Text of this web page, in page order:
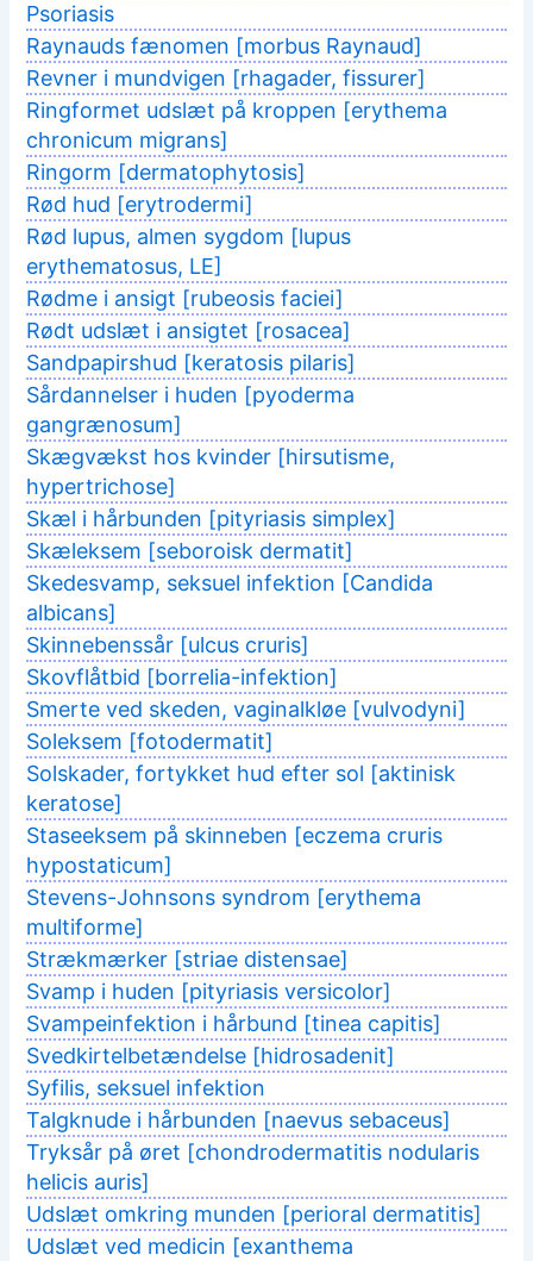
Psoriasis
Raynauds fænomen [morbus Raynaud]
Revner i mundvigen [rhagader, fissurer]
Ringformet udslæt på kroppen [erythema
chronicum migrans]
Ringorm [dermatophytosis]
Rød hud [erytrodermi]
Rød lupus, almen sygdom [lupus
erythematosus, LE]
Rødme i ansigt [rubeosis faciei]
Rødt udslæt i ansigtet [rosacea]
Sandpapirshud [keratosis pilaris]
Sårdannelser i huden [pyoderma
gangrænosum]
Skægvækst hos kvinder [hirsutisme,
hypertrichose]
Skæl i hårbunden [pityriasis simplex]
Skæleksem [seboroisk dermatit]
Skedesvamp, seksuel infektion [Candida
albicans]
Skinnebenssår [ulcus cruris]
Skovflåtbid [borrelia-infektion]
Smerte ved skeden, vaginalkløe [vulvodyni]
Soleksem [fotodermatit]
Solskader, fortykket hud efter sol [aktinisk
keratose]
Staseeksem på skinneben [eczema cruris
hypostaticum]
Stevens-Johnsons syndrom [erythema
multiforme]
Strækmærker [striae distensae]
Svamp i huden [pityriasis versicolor]
Svampeinfektion i hårbund [tinea capitis]
Svedkirtelbetændelse [hidrosadenit]
Syfilis, seksuel infektion
Talgknude i hårbunden [naevus sebaceus]
Tryksår på øret [chondrodermatitis nodularis
helicis auris]
Udslæt omkring munden [perioral dermatitis]
Udslæt ved medicin [exanthema